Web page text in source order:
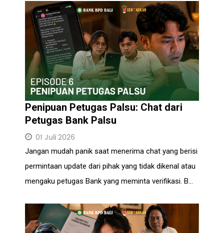
Penipuan Petugas Palsu: Chat dari
Petugas Bank Palsu
01 Juli 2026
Jangan mudah panik saat menerima chat yang berisi
permintaan update dari pihak yang tidak dikenal atau
mengaku petugas Bank yang meminta verifikasi. B...